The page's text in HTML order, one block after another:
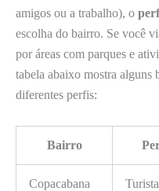
amigos ou a trabalho), o
escolha do bairro. Se você
por áreas com parques e
tabela abaixo mostra alguns
diferentes perfis:
Bairro
Copacabana